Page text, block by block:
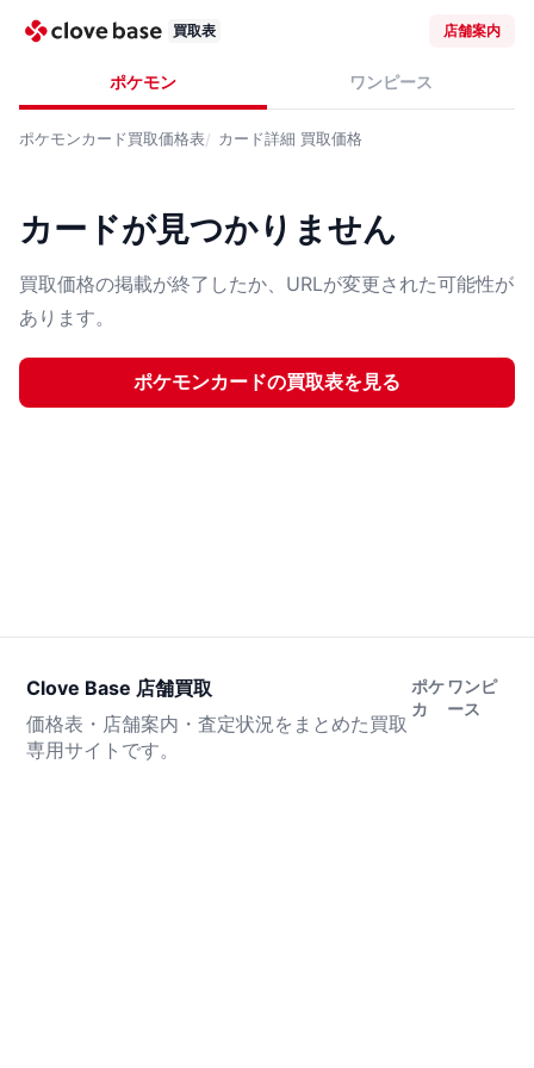
買取表 店舗案内
ポケモン ワンピース
ポケモンカード買取価格表 カード詳細 買取価格
カードが見つかりません
買取価格の掲載が終了したか、URLが変更された可能性が
あります。
ポケモンカードの買取表を見る
Clove Base 店舗買取
価格表・店舗案内・査定状況をまとめた買取
専用サイトです。
ポケ
カ
ワンピ
ース